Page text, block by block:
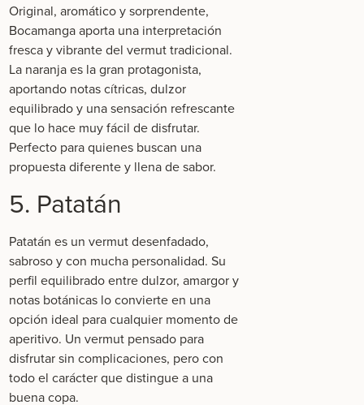
Original, aromático y sorprendente,
Bocamangaaporta una interpretación
fresca y vibrante del vermut tradicional.
La naranja es la gran protagonista,
aportando notas cítricas, dulzor
equilibrado y una sensación refrescante
que lo hace muy fácil de disfrutar.
Perfecto para quienes buscan una
propuesta diferente y llena de sabor.
5. Patatán
Patatán es un vermut desenfadado,
sabroso y con mucha personalidad. Su
perfil equilibrado entre dulzor, amargor y
notas botánicas lo convierte en una
opción ideal para cualquier momento de
aperitivo. Un vermut pensado para
disfrutar sin complicaciones, pero con
todo el carácter que distingue a una
buena copa.